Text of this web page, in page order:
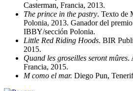
Casterman, Francia, 2013.
The prince in the pastry. Texto de
Polonia, 2013. Ganador del
IBBY/sección Polonia.
Little Red Riding Hoods. BIR
2015.
Quand les groseilles seront mûres.
Francia, 2015.
M como el mar. Diego Pun,